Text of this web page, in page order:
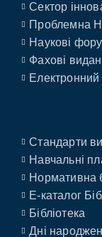
Сектор
Проблемна
Наукові
Фахові
Електронний
Стандарти
Навчальні
Нормативна
E-каталог
Бібліотека
Дні